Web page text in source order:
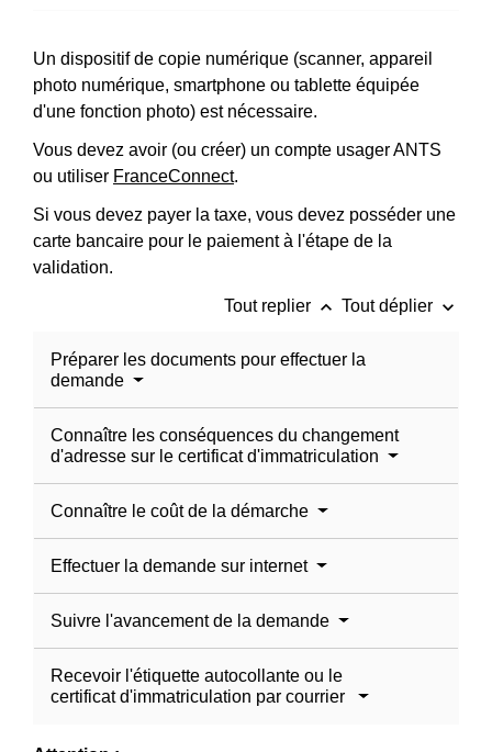
Un dispositif de copie numérique (scanner, appareil
photo numérique, smartphone ou tablette équipée
d'une fonction photo) est nécessaire.
Vous devez avoir (ou créer) un compte usager ANTS
ou utiliser FranceConnect.
Si vous devez payer la taxe, vous devez posséder une
carte bancaire pour le paiement à l'étape de la
validation.
Tout replier keyboard_arrow_up Tout déplier keyboard_arrow_down
Préparer les documents pour effectuer la
demande
Connaître les conséquences du changement
d'adresse sur le certificat d'immatriculation
Connaître le coût de la démarche
Effectuer la demande sur internet
Suivre l'avancement de la demande
Recevoir l'étiquette autocollante ou le
certificat d'immatriculation par courrier